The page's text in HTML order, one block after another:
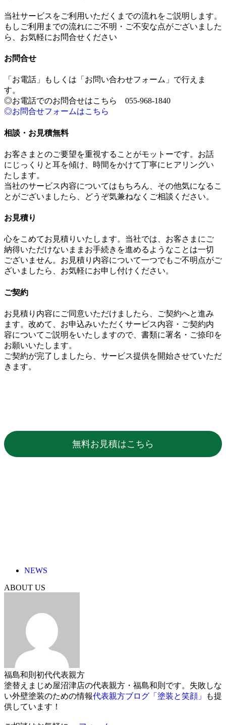
当社サービスをご利用いただくまでの流れをご説明します。
もしご利用までの流れにご不明・ご不安な点がございました
ら、お気軽にお問合せください
お問合せ
「お電話」もしくは「お問い合わせフォーム」で行えま
す。
◎お電話でのお問合せはこちら 055-968-1840
◎お問合せフォームはこちら
相談・お見積無料
お客さまとのご要望を重視することがモットーです。お話
にじっくりと耳を傾け、時間をかけて丁寧にヒアリングい
たします。
当社のサービス内容についてはもちろん、その他気になるこ
とがございましたら、どうぞ気兼ねなくご相談ください。
お見積り
心をこめてお見積りいたします。当社では、お客さまにご
納得いただけないままお手続きを進めるようなことは一切
ございません。お見積り内容について一つでもご不明点がご
ざいましたら、お気軽にお申し付けください。
ご契約
お見積り内容にご同意いただけましたら、ご契約へと進み
ます。改めて、お申込みいただくサービス内容・ご契約内
容についてご説明をいたしますので、書類に署名・ご捺印を
お願いいたします。
ご契約が完了しましたら、サービス提供を開始させていただ
きます。
無料お見積はこちら
NEWS
ABOUT US
福島和則 初代代表親方
塗替えまじめ屋沼津店の代表親方・福島和則です。失敗しな
い外壁塗装のための情報代表親方ブログ「塗装と笑顔」
も提
供しています！